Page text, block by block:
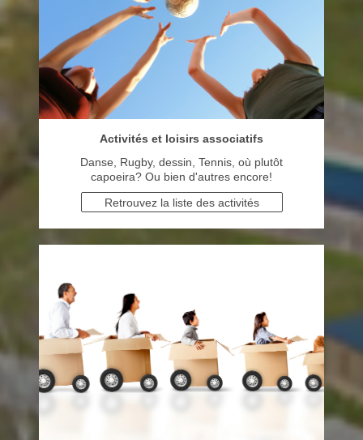
Activités et loisirs associatifs
Danse, Rugby, dessin, Tennis, où plutôt
capoeira? Ou bien d'autres encore!
Retrouvez la liste des activités